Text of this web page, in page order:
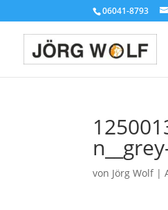
06041-8793
von Jörg Wolf|